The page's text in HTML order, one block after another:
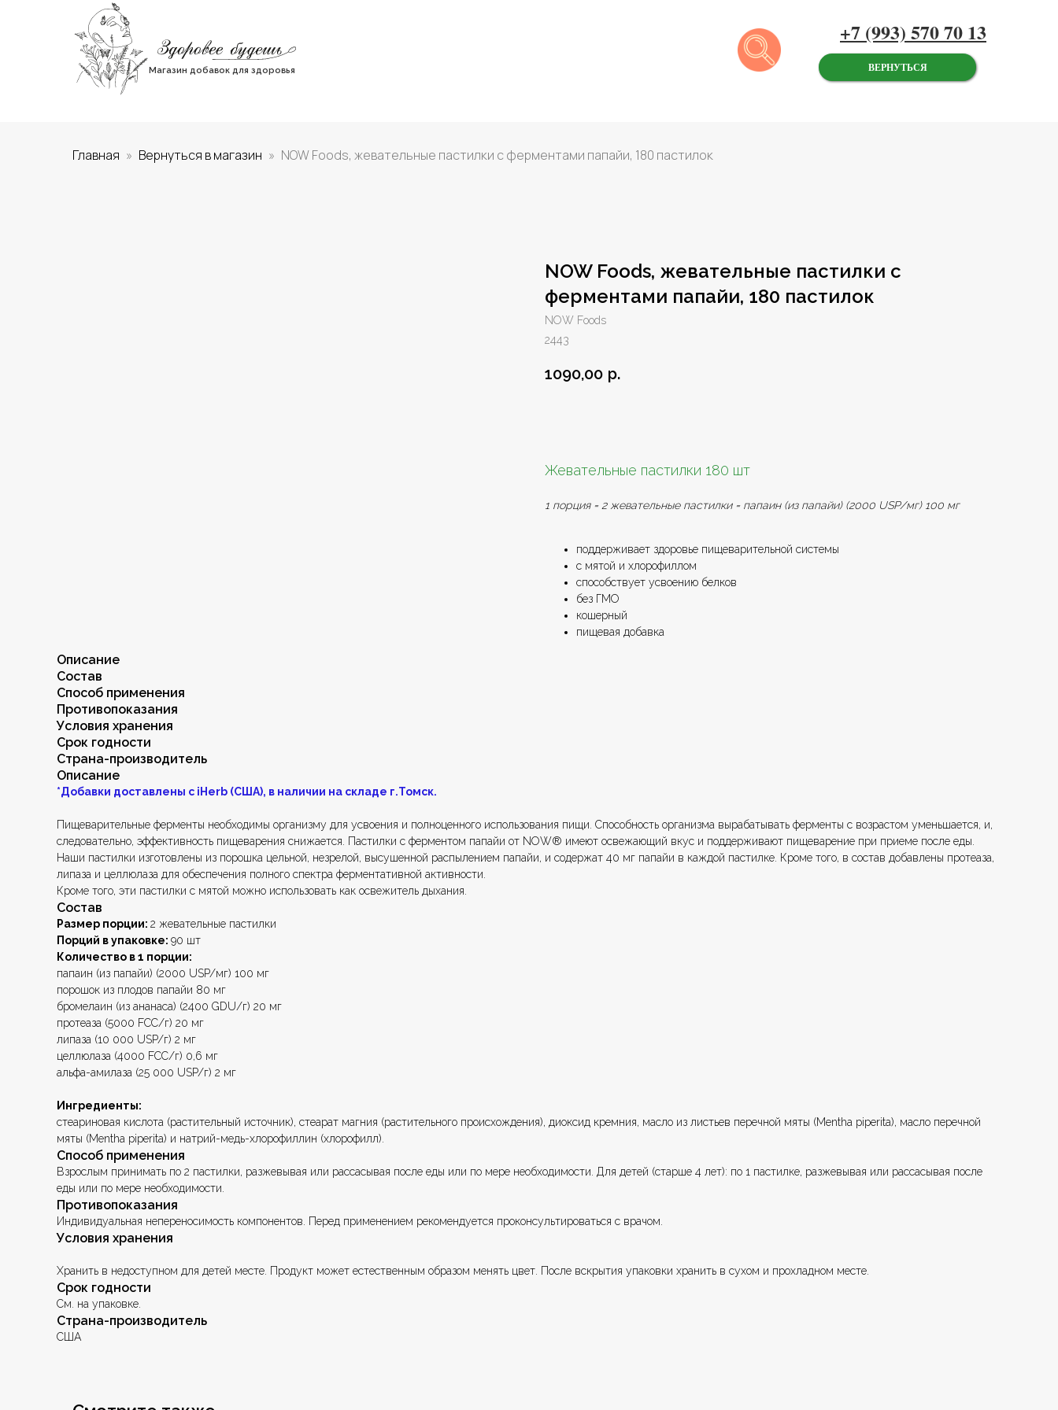
Магазин добавок для здоровья
+7 (993) 570 70 13
ВЕРНУТЬСЯ
Главная Вернуться в магазин NOW Foods, жевательные пастилки с ферментами папайи, 180 пастилок
NOW Foods, жевательные пастилки с
ферментами папайи, 180 пастилок
NOW Foods
2443
1090,00 р.
Жевательные пастилки 180 шт
1 порция = 2 жевательные пастилки = папаин (из папайи) (2000 USP/мг) 100 мг
поддерживает здоровье пищеварительной системы
с мятой и хлорофиллом
способствует усвоению белков
без ГМО
кошерный
пищевая добавка
Описание
Состав
Способ применения
Противопоказания
Условия хранения
Срок годности
Страна-производитель
Описание
*Добавки доставлены с iHerb (США), в наличии на складе г.Томск.
Пищеварительные ферменты необходимы организму для усвоения и полноценного использования пищи. Способность организма вырабатывать ферменты с возрастом уменьшается, и,
следовательно, эффективность пищеварения снижается. Пастилки с ферментом папайи от NOW® имеют освежающий вкус и поддерживают пищеварение при приеме после еды.
Наши пастилки изготовлены из порошка цельной, незрелой, высушенной распылением папайи, и содержат 40 мг папайи в каждой пастилке. Кроме того, в состав добавлены протеаза,
липаза и целлюлаза для обеспечения полного спектра ферментативной активности.
Кроме того, эти пастилки с мятой можно использовать как освежитель дыхания.
Состав
Размер порции: 2 жевательные пастилки
Порций в упаковке: 90 шт
Количество в 1 порции:
папаин (из папайи) (2000 USP/мг) 100 мг
порошок из плодов папайи 80 мг
бромелаин (из ананаса) (2400 GDU/г) 20 мг
протеаза (5000 FCC/г) 20 мг
липаза (10 000 USP/г) 2 мг
целлюлаза (4000 FCC/г) 0,6 мг
альфа-амилаза (25 000 USP/г) 2 мг
Ингредиенты:
стеариновая кислота (растительный источник), стеарат магния (растительного происхождения), диоксид кремния, масло из листьев перечной мяты (Mentha piperita), масло перечной
мяты (Mentha piperita) и натрий-медь-хлорофиллин (хлорофилл).
Способ применения
Взрослым принимать по 2 пастилки, разжевывая или рассасывая после еды или по мере необходимости. Для детей (старше 4 лет): по 1 пастилке, разжевывая или рассасывая после
еды или по мере необходимости.
Противопоказания
Индивидуальная непереносимость компонентов. Перед применением рекомендуется проконсультироваться с врачом.
Условия хранения
Хранить в недоступном для детей месте. Продукт может естественным образом менять цвет. После вскрытия упаковки хранить в сухом и прохладном месте.
Срок годности
См. на упаковке.
Страна-производитель
США